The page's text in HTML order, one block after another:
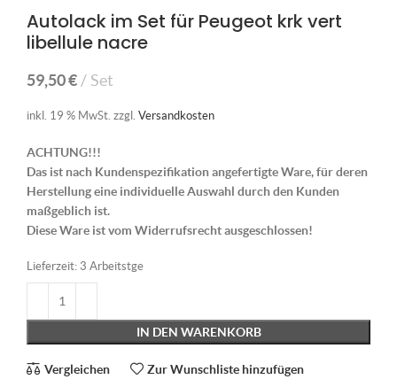
Autolack im Set für Peugeot krk vert
libellule nacre
59,50€ Set
inkl. 19 % MwSt. zzgl. Versandkosten
ACHTUNG!!!
Das ist nach Kundenspezifikation angefertigte Ware, für deren
Herstellung eine individuelle Auswahl durch den Kunden
maßgeblich ist.
Diese Ware ist vom Widerrufsrecht ausgeschlossen!
Lieferzeit: 3 Arbeitstge
IN DEN WARENKORB
Vergleichen Zur Wunschliste hinzufügen